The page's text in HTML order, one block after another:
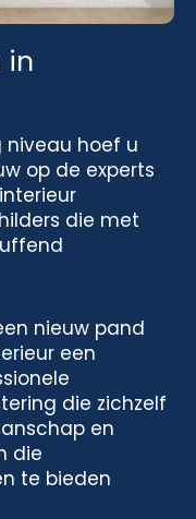
in
niveau hoef u
op de experts
die met
nieuw pand
een
die zichzelf
en
die
te bieden